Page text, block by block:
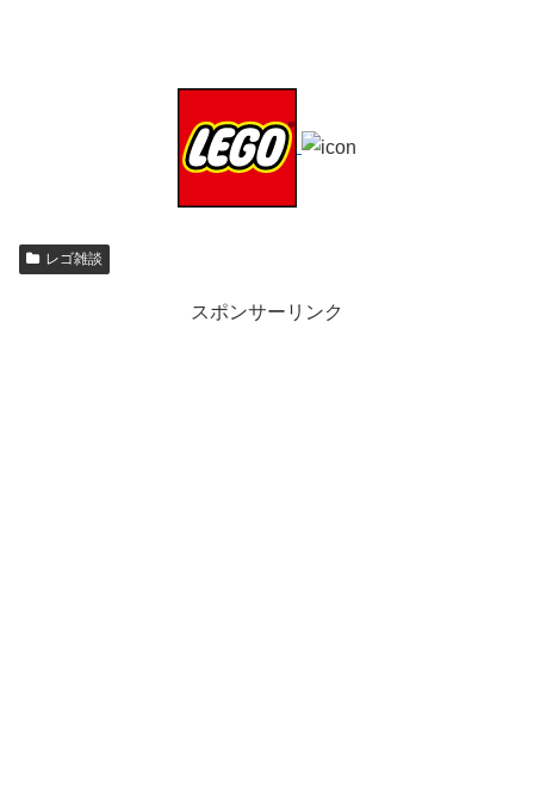
レゴ雑談
スポンサーリンク